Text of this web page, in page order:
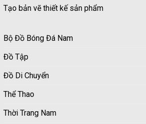
Tạo bản vẽ thiết kế sản phẩm
Bộ Đồ Bóng Đá Nam
Đồ Tập
Đồ Di Chuyển
Thể Thao
Thời Trang Nam